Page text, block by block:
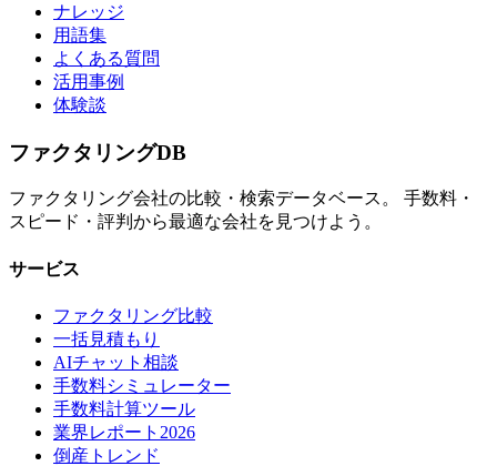
ナレッジ
用語集
よくある質問
活用事例
体験談
ファクタリングDB
ファクタリング会社の比較・検索データベース。 手数料・
スピード・評判から最適な会社を見つけよう。
サービス
ファクタリング比較
一括見積もり
AIチャット相談
手数料シミュレーター
手数料計算ツール
業界レポート2026
倒産トレンド